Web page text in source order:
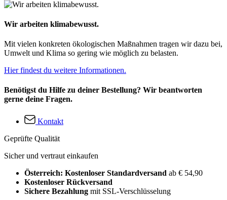
Wir arbeiten klimabewusst.
Mit vielen konkreten ökologischen Maßnahmen tragen wir dazu bei,
Umwelt und Klima so gering wie möglich zu belasten.
Hier findest du weitere Informationen.
Benötigst du Hilfe zu deiner Bestellung? Wir beantworten
gerne deine Fragen.
Kontakt
Geprüfte Qualität
Sicher und vertraut einkaufen
Österreich: Kostenloser Standardversand ab € 54,90
Kostenloser Rückversand
Sichere Bezahlung mit SSL-Verschlüsselung